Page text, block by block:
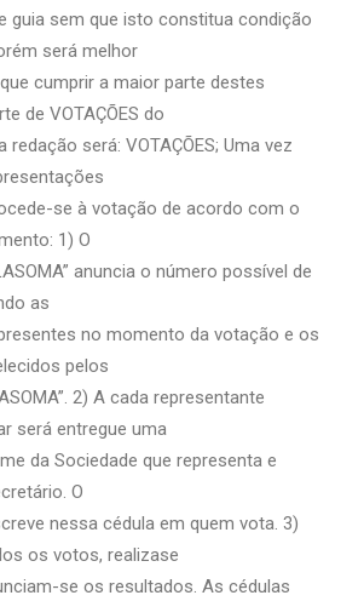
guia sem que isto constitua condição
será melhor
cumprir a maior parte destes
de VOTAÇÕES do
será: VOTAÇÕES; Uma vez
se à votação de acordo com o
1) O
anuncia o número possível de
as
no momento da votação e os
pelos
2) A cada representante
será entregue uma
da Sociedade que representa e
O
nessa cédula em quem vota. 3)
os votos, realizase
se os resultados. As cédulas